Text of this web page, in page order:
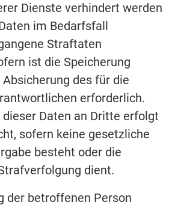
Dienste verhindert werden
im Bedarfsfall
Straftaten
ist die Speicherung
des für die
erforderlich.
dieser Daten an Dritte erfolgt
sofern keine gesetzliche
besteht oder die
dient.
der betroffenen Person